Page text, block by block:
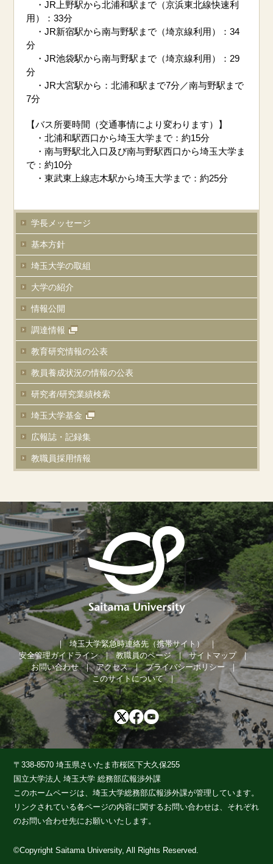
学長メッセージ
基本方針
埼玉大学の取組
大学の紹介
情報公開
調達情報
教育研究情報の公表
教員養成状況の情報の公表
研究者/研究業績検索
埼玉大学基金
広報誌・記録集
教職員採用情報
・JR上野駅から北浦和駅まで（京浜東北線快速利
用）：33分
・JR新宿駅から南与野駅まで（埼京線利用）：34
分
・JR池袋駅から南与野駅まで（埼京線利用）：29
分
・JR大宮駅から：北浦和駅まで7分／南与野駅まで
7分
【バス所要時間（交通事情により変わります）】
・北浦和駅西口から埼玉大学まで：約15分
・南与野駅北入口及び南与野駅西口から埼玉大学ま
で：約10分
・東武東上線志木駅から埼玉大学まで：約25分
埼玉大学緊急時連絡先（携帯サイト）
安全管理ガイドライン
教職員のページ
サイトマップ
お問い合わせ
アクセス
プライバシーポリシー
このサイトについて
このホームページは、埼玉大学総務部広報渉外課が管理しています。
リンクされている各ページの内容に関するお問い合わせは、それぞれ
のお問い合わせ先にお願いいたします。
©Copyright Saitama University, All Rights Reserved.
〒338-8570 埼玉県さいたま市桜区下大久保255
国立大学法人 埼玉大学 総務部広報渉外課